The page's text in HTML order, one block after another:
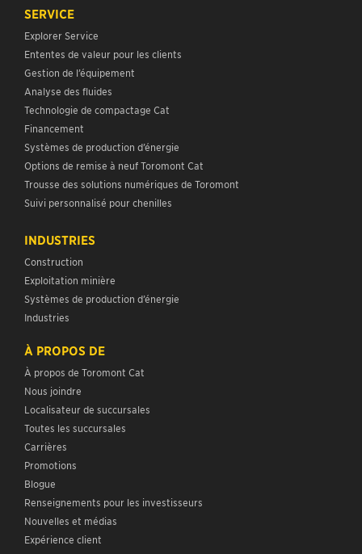
SERVICE
Explorer Service
Ententes de valeur pour les clients
Gestion de l’équipement
Analyse des fluides
Technologie de compactage Cat
Financement
Systèmes de production d’énergie
Options de remise à neuf Toromont Cat
Trousse des solutions numériques de Toromont
Suivi personnalisé pour chenilles
INDUSTRIES
Construction
Exploitation minière
Systèmes de production d’énergie
Industries
À PROPOS DE
À propos de Toromont Cat
Nous joindre
Localisateur de succursales
Toutes les succursales
Carrières
Promotions
Blogue
Renseignements pour les investisseurs
Nouvelles et médias
Expérience client